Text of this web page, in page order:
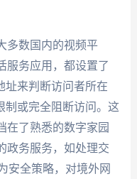
多数国内的视频平
服务应用，都设置了
址来判断访问者所在
制或完全阻断访问。这
在了熟悉的数字家园
政务服务，如处理交
安全策略，对境外网